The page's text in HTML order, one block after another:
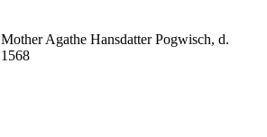
Mother Agathe Hansdatter Pogwisch, d.
1568